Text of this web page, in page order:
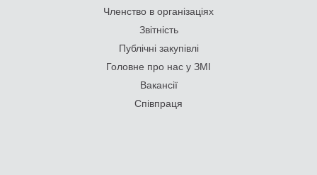
Членство в організаціях
Звітність
Публічні закупівлі
Головне про нас у ЗМІ
Вакансії
Співпраця